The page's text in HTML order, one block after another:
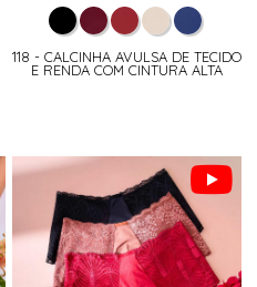
118 - CALCINHA AVULSA DE TECIDO
E RENDA COM CINTURA ALTA